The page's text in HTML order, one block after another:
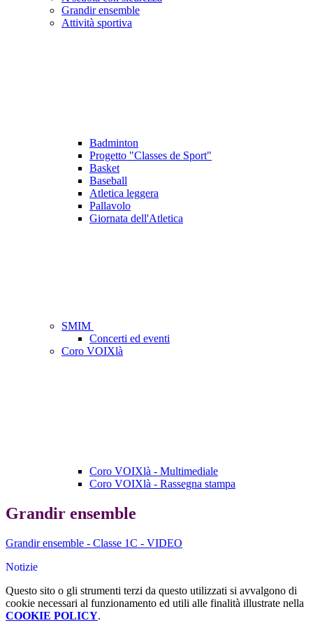
Grandir ensemble
Attività sportiva
Badminton
Progetto "Classes de Sport"
Basket
Baseball
Atletica leggera
Pallavolo
Giornata dell'Atletica
SMIM
Concerti ed eventi
Coro VOIXlà
Coro VOIXlà - Multimediale
Coro VOIXlà - Rassegna stampa
Grandir ensemble
Grandir ensemble - Classe 1C - VIDEO
Notizie
Questo sito o gli strumenti terzi da questo utilizzati si avvalgono di
cookie necessari al funzionamento ed utili alle finalità illustrate nella
COOKIE POLICY.